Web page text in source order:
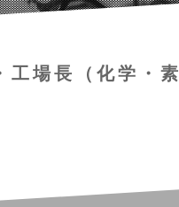
工場長（化学・